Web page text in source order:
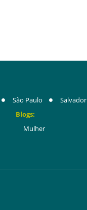
São Paulo
Salvador
Blogs:
Mulher